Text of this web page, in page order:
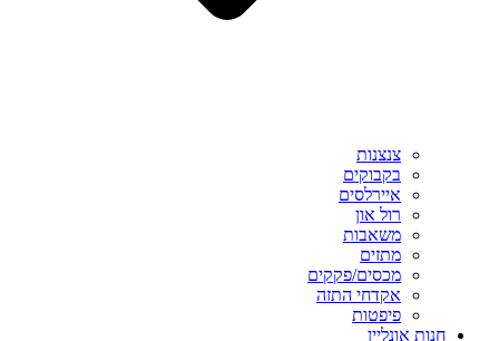
צנצנות
בקבוקים
איירלסים
רול און
משאבות
מתזים
מכסים/פקקים
אקדחי התזה
פיפטות
חנות אונליין